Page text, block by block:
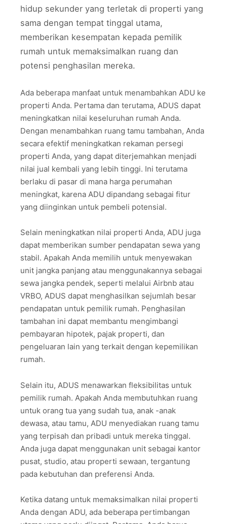
hidup sekunder yang terletak di properti yang
sama dengan tempat tinggal utama,
memberikan kesempatan kepada pemilik
rumah untuk memaksimalkan ruang dan
potensi penghasilan mereka.
Ada beberapa manfaat untuk menambahkan ADU ke
properti Anda. Pertama dan terutama, ADUS dapat
meningkatkan nilai keseluruhan rumah Anda.
Dengan menambahkan ruang tamu tambahan, Anda
secara efektif meningkatkan rekaman persegi
properti Anda, yang dapat diterjemahkan menjadi
nilai jual kembali yang lebih tinggi. Ini terutama
berlaku di pasar di mana harga perumahan
meningkat, karena ADU dipandang sebagai fitur
yang diinginkan untuk pembeli potensial.
Selain meningkatkan nilai properti Anda, ADU juga
dapat memberikan sumber pendapatan sewa yang
stabil. Apakah Anda memilih untuk menyewakan
unit jangka panjang atau menggunakannya sebagai
sewa jangka pendek, seperti melalui Airbnb atau
VRBO, ADUS dapat menghasilkan sejumlah besar
pendapatan untuk pemilik rumah. Penghasilan
tambahan ini dapat membantu mengimbangi
pembayaran hipotek, pajak properti, dan
pengeluaran lain yang terkait dengan kepemilikan
rumah.
Selain itu, ADUS menawarkan fleksibilitas untuk
pemilik rumah. Apakah Anda membutuhkan ruang
untuk orang tua yang sudah tua, anak -anak
dewasa, atau tamu, ADU menyediakan ruang tamu
yang terpisah dan pribadi untuk mereka tinggal.
Anda juga dapat menggunakan unit sebagai kantor
pusat, studio, atau properti sewaan, tergantung
pada kebutuhan dan preferensi Anda.
Ketika datang untuk memaksimalkan nilai properti
Anda dengan ADU, ada beberapa pertimbangan